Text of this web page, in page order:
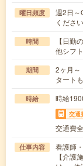
曜日頻度
週2日～
くださ
時間
【日勤
他シフ
期間
2ヶ月
タート
時給 時給
交通
交通費
仕事内容
看護師
【介護